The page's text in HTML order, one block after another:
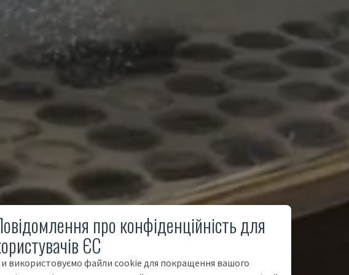
про конфіденційність для
ЄС
використовуємо файли cookie для покращення вашого